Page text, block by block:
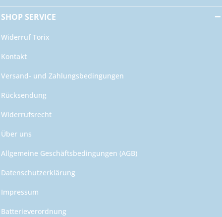
SHOP SERVICE
Widerruf Torix
Kontakt
Versand- und Zahlungsbedingungen
Rücksendung
Widerrufsrecht
Über uns
Allgemeine Geschäftsbedingungen (AGB)
Datenschutzerklärung
Impressum
Batterieverordnung